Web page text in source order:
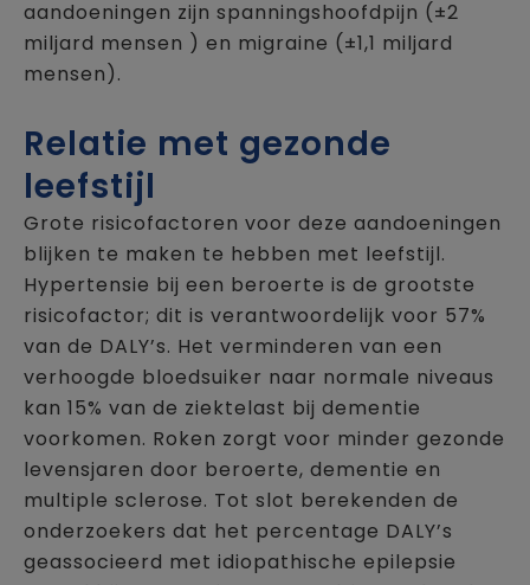
aandoeningen zijn spanningshoofdpijn (±2
miljard mensen ) en migraine (±1,1 miljard
mensen).
Relatie met gezonde
leefstijl
Grote risicofactoren voor deze aandoeningen
blijken te maken te hebben met leefstijl.
Hypertensie bij een beroerte is de grootste
risicofactor; dit is verantwoordelijk voor 57%
van de DALY’s. Het verminderen van een
verhoogde bloedsuiker naar normale niveaus
kan 15% van de ziektelast bij dementie
voorkomen. Roken zorgt voor minder gezonde
levensjaren door beroerte, dementie en
multiple sclerose. Tot slot berekenden de
onderzoekers dat het percentage DALY’s
geassocieerd met idiopathische epilepsie